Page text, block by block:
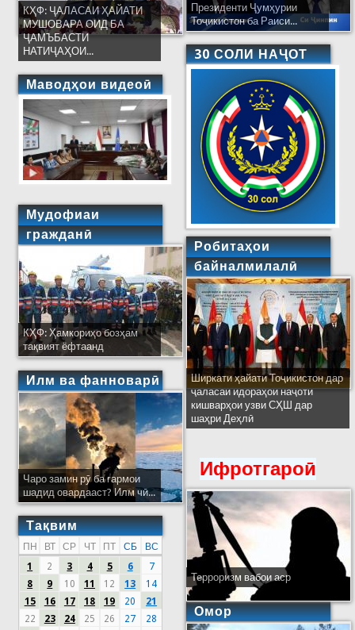
КҲФ: ҶАЛАСАИ ҲАЙАТИ
МУШОВАРА ОИД БА
ҶАМЪБАСТИ
НАТИҶАҲОИ...
Маводҳои видеоӣ
Мудофиаи
гражданӣ
КҲФ: Ҳамкориҳо бозҳам
тақвият ёфтаанд
Илм ва фанноварӣ
Чаро замин рӯ ба гармои
шадид овардааст? Илм чӣ...
Тақвим
ПН ВТ СР ЧТ ПТ СБ
ВС
1
2 3 4 5 6
7
8
9 10 11 12 13
14
15
16 17 18 19 20
21
22
23 24 25 26 27
28
Президенти Ҷумҳурии
Тоҷикистон ба Раиси...
30 СОЛИ НАҶОТ
Робитаҳои
байналмилалӣ
Ширкати ҳайати Тоҷикистон дар
ҷаласаи идораҳои наҷоти
кишварҳои узви СҲШ дар
шаҳри Деҳлӣ
Ифротгароӣ
Терроризм вабои аср
Омор